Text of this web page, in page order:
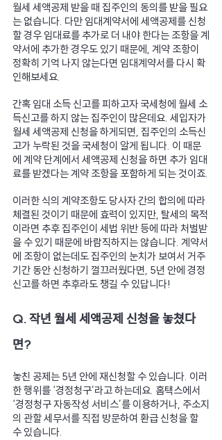
월세 세액공제 받을 때 집주인의 동의를 받을 필요
는 없습니다. 다만 임대계약서에 세액공제를 신청
할 경우 임대료를 추가로 더 내야 한다는 조항을 계
약서에 추가한 경우도 있기 때문에, 계약 조항이
정확히 기억 나지 않는다면 임대계약서를 다시 확
인해보세요.
간혹 임대 소득 신고를 피하고자 국세청에 월세 소
득신고를 하지 않는 집주인이 많은데요. 세입자가
월세 세액공제 신청을 하게되면, 집주인의 소득신
고가 누락된 것을 국세청이 알게 됩니다. 이 때문
에 계약 단계에서 세액공제 신청을 하면 추가 임대
료를 받겠다는 계약 조항을 포함하게 되는 것이죠.
이러한 식의 계약조항도 당사자 간의 합의에 따라
체결된 것이기 때문에 효력이 있지만, 탈세의 목적
이라면 추후 집주인이 세법 위반 등에 따라 처벌받
을 수 있기 때문에 바람직하지는 않습니다. 계약서
에 조항이 없는데도 집주인의 눈치가 보여서 거주
기간 동안 신청하기 껄끄러웠다면, 5년 안에 경정
신고를 하면 추후라도 챙길 수 있답니다!
Q. 작년 월세 세액공제 신청을 놓쳤다
면?
놓친 공제는 5년 안에 재신청할 수 있습니다. 이러
한 행위를 ‘경정청구’라고 하는데요. 홈택스에서
‘경정청구 자동작성 서비스’를 이용하거나, 주소지
의 관할 세무서를 직접 방문하여 환급 신청을 할
수 있습니다.